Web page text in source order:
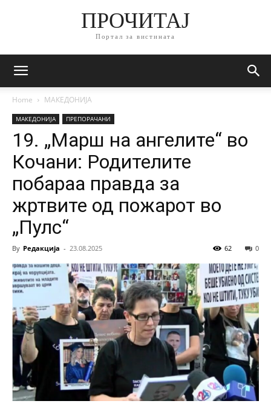
ПРОЧИТАЈ
Портал за вистината
Home МАКЕДОНИЈА
МАКЕДОНИЈА ПРЕПОРАЧАНИ
19. „Марш на ангелите“ во
Кочани: Родителите
побараа правда за
жртвите од пожарот во
„Пулс“
By Редакција - 23.08.2025 0
62